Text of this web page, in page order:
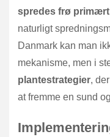
spredes frø
naturligt
Danmark kan man
mekanisme, men i
plantestrategier,
at fremme en sund